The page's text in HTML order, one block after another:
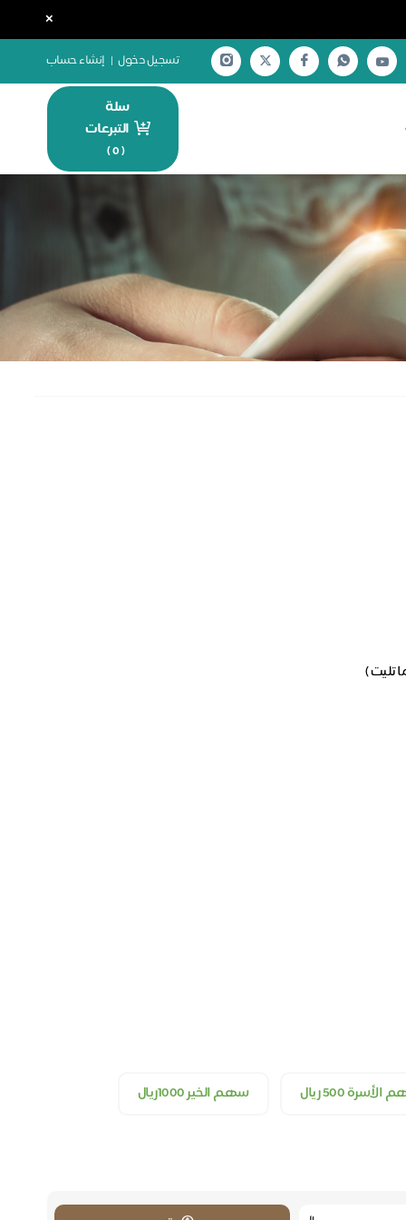
×
تسجيل دخول | إنشاء حساب
سلة
التبرعات
(
0
)
500 ريال سهم الخير 1000ريال